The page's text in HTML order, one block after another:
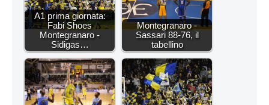
A1 prima giornata:
Fabi Shoes
Montegranaro -
Sidigas…
Montegranaro -
Sassari 88-76, il
tabellino